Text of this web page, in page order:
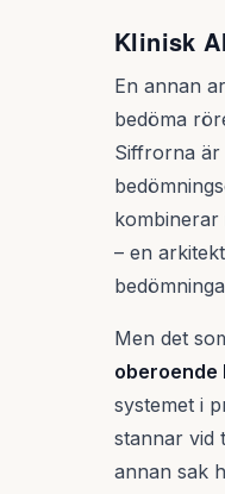
Klinisk
En annan
bedöma
Siffrorna är
kombinerar
– en
Men det
oberoende
systemet i
stannar vid
annan sak